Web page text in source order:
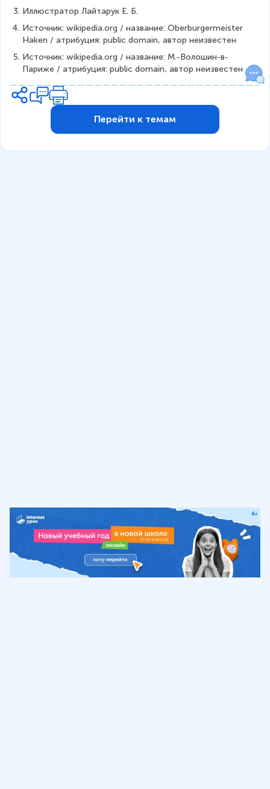
Иллюстратор Лайтарук Е. Б.
Источник: wikipedia.org / название: Oberburgermeister
Haken / атрибуция: public domain, автор неизвестен
Источник: wikipedia.org / название: М.-Волошин-в-
Париже / атрибуция: public domain, автор неизвестен
Перейти к темам